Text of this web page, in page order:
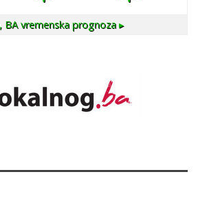
BAvremenska prognoza ▸